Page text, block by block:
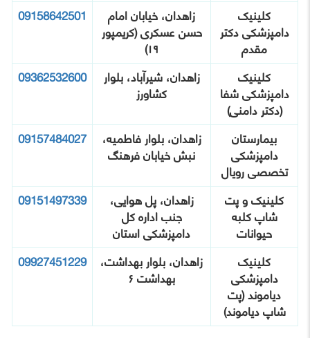
کلینیک
دامپزشکی دکتر
مقدم
زاهدان، خیابان امام
حسن عسکری (کریمپور
۱۹)
09158642501
کلینیک
دامپزشکی شفا
(دکتر دامنی)
زاهدان، شیرآباد، بلوار
کشاورز
09362532600
بیمارستان
دامپزشکی
تخصصی رویال
زاهدان، بلوار فاطمیه،
نبش خیابان فرهنگ
09157484027
کلینیک و پت‌
شاپ کلبه
حیوانات
زاهدان، پل هوایی،
جنب اداره کل
دامپزشکی استان
09151497339
کلینیک
دامپزشکی
دیاموند (پت‌
شاپ دیاموند)
زاهدان، بلوار بهداشت،
بهداشت ۶
09927451229